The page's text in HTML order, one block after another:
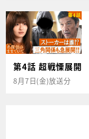
第4話 超戦慄展開
8月7日(金)放送分